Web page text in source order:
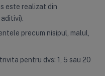
este realizat din
precum nisipul, malul,
pentru dvs: 1, 5 sau 20